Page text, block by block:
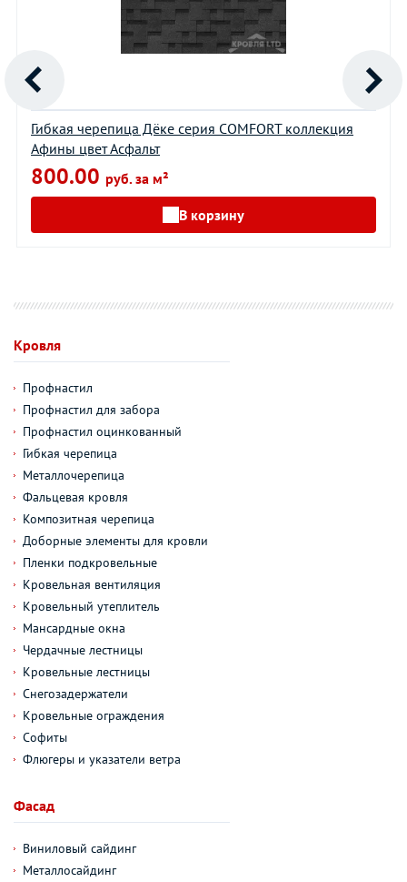
Гибкая черепица Дёке серия COMFORT коллекция
Афины цвет Асфальт
800.00 руб. за м²
В корзину
Кровля
Профнастил
Профнастил для забора
Профнастил оцинкованный
Гибкая черепица
Металлочерепица
Фальцевая кровля
Композитная черепица
Доборные элементы для кровли
Пленки подкровельные
Кровельная вентиляция
Кровельный утеплитель
Мансардные окна
Чердачные лестницы
Кровельные лестницы
Снегозадержатели
Кровельные ограждения
Софиты
Флюгеры и указатели ветра
Фасад
Виниловый сайдинг
Металлосайдинг